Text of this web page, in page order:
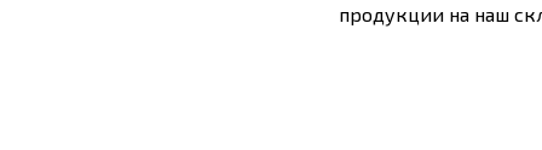
продукции на наш